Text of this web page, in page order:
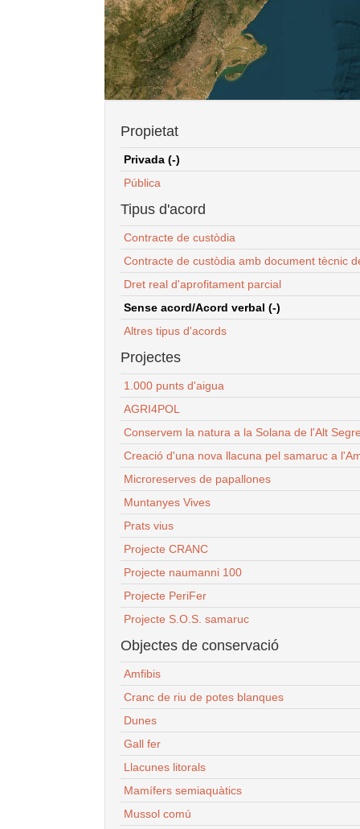
Propietat
Privada (-)
Pública
Tipus d'acord
Contracte de custòdia
Contracte de custòdia amb document tècnic
Dret real d'aprofitament parcial
Sense acord/Acord verbal (-)
Altres tipus d'acords
Projectes
1.000 punts d'aigua
AGRI4POL
Conservem la natura a la Solana de l'Alt
Creació d'una nova llacuna pel samaruc a
Microreserves de papallones
Muntanyes Vives
Prats vius
Projecte CRANC
Projecte naumanni 100
Projecte PeriFer
Projecte S.O.S. samaruc
Objectes de conservació
Amfibis
Cranc de riu de potes blanques
Dunes
Gall fer
Llacunes litorals
Mamífers semiaquàtics
Mussol comú